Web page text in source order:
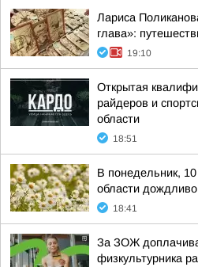
Лариса
глава»:
19:10
Открытая
райдеров и
области
18:51
В понедельник, 10
области дождливо
18:41
За ЗОЖ
физкультурника